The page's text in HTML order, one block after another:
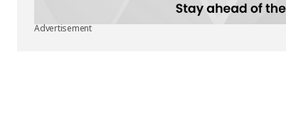
Advertisement